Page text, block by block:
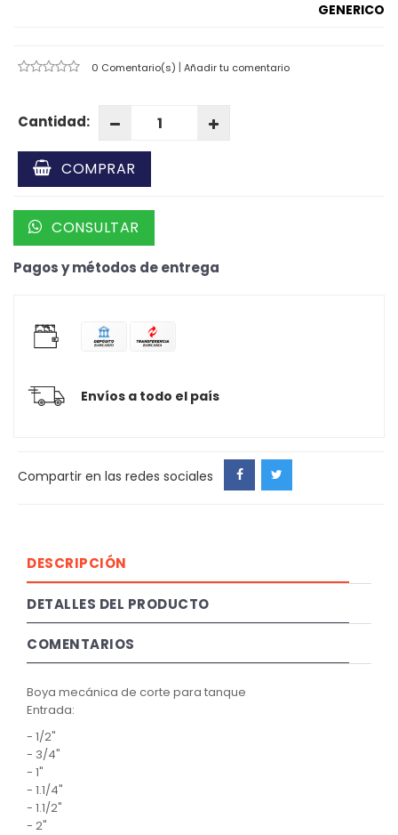
GENERICO
0 Comentario(s) | Añadir tu comentario
Cantidad:
COMPRAR
CONSULTAR
Pagos y métodos de entrega
Envíos a todo el país
Compartir en las redes sociales
DESCRIPCIÓN
DETALLES DEL PRODUCTO
COMENTARIOS
Boya mecánica de corte para tanque
Entrada:
- 1/2"
- 3/4"
- 1"
- 1.1/4"
- 1.1/2"
- 2"